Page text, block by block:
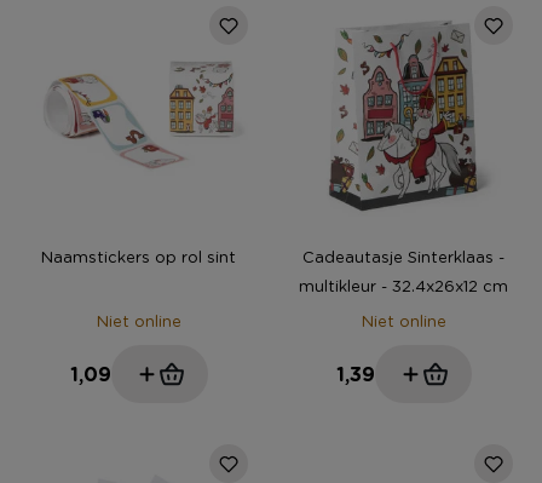
Naamstickers op rol sint
Niet online
1,09
Cadeautasje Sinterklaas -
multikleur - 32.4x26x12 cm
Niet online
1,39